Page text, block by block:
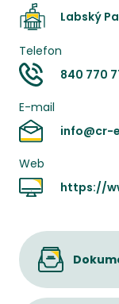
Labský
Telefon
840 770
E-mail
info@cr-
Web
https://